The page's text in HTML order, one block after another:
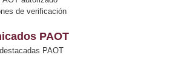
de verificación
PAOT
PAOT